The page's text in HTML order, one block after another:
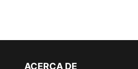
ACERCA DE